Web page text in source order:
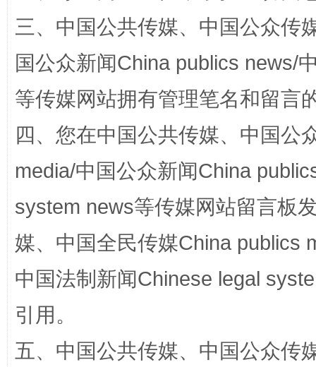
站台名比不上好声名
漫山遍野的桃花与雪山、麦地、白藏房 除
三、中国公共传媒、中国公众传
国公众新闻China publics news/
等传媒网站拥有管理笔名和留言
四、您在中国公共传媒、中国公
media/中国公众新闻China
system news等传媒网站留言板
媒、中国全民传媒China publics
中国法制新闻Chinese legal
引用。
五、中国公共传媒、中国公众传